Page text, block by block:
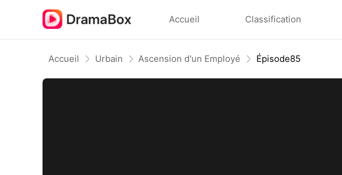
Accueil Classification
Accueil Urbain Ascension d'un Employé Épisode85